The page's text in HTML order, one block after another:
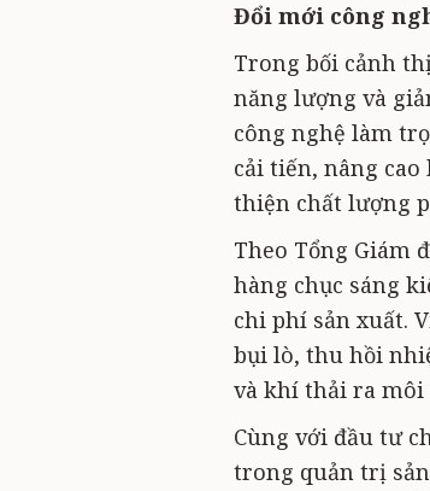
Đổi mới công
Trong bối cảnh
năng lượng và
công nghệ làm
cải tiến, nâng
thiện chất lượng
Theo Tổng Giám
hàng chục sáng
chi phí sản xuất.
bụi lò, thu hồi
và khí thải ra môi
Cùng với đầu tư
trong quản trị